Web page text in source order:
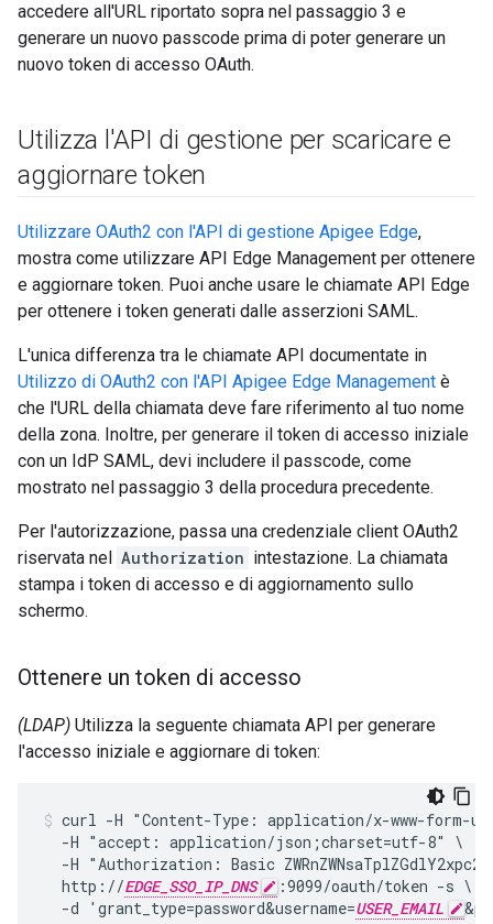
accedere all'URL riportato sopra nel passaggio 3 e
generare un nuovo passcode prima di poter generare un
nuovo token di accesso OAuth.
Utilizza l'API di gestione per scaricare e
aggiornare token
Utilizzare OAuth2 con l'API di gestione Apigee Edge,
mostra come utilizzare API Edge Management per ottenere
e aggiornare token. Puoi anche usare le chiamate API Edge
per ottenere i token generati dalle asserzioni SAML.
L'unica differenza tra le chiamate API documentate in
Utilizzo di OAuth2 con l'API Apigee Edge Management è
che l'URL della chiamata deve fare riferimento al tuo nome
della zona. Inoltre, per generare il token di accesso iniziale
con un IdP SAML, devi includere il passcode, come
mostrato nel passaggio 3 della procedura precedente.
Per l'autorizzazione, passa una credenziale client OAuth2
riservata nel Authorization intestazione. La chiamata
stampa i token di accesso e di aggiornamento sullo
schermo.
Ottenere un token di accesso
(LDAP) Utilizza la seguente chiamata API per generare
l'accesso iniziale e aggiornare di token:
curl -H "Content-Type: application/x-www-form-
  -H "accept: application/json;charset=utf-8" \
-H "Authorization: Basic
  http://
EDGE_SSO_IP_DNS
:9099/oauth/token -s \
  -d 'grant_type=password&username=
USER_EMAIL